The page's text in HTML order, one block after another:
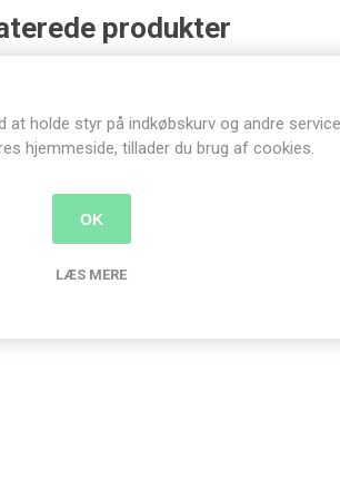
produkter
holde styr på indkøbskurv og andre
hjemmeside, tillader du brug af cookies.
OK
LÆS MERE